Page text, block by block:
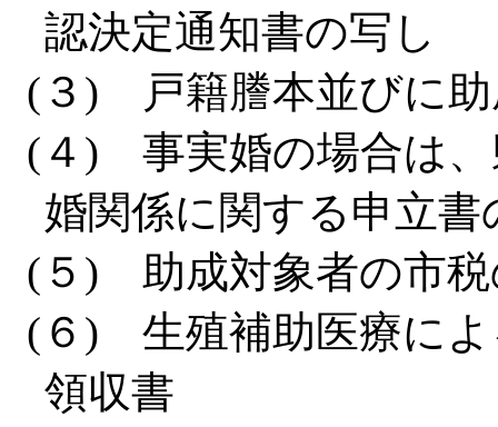
認決定通知書の写し
(３) 戸籍謄本並びに助
(４) 事実婚の場合は、
婚関係に関する申立書
(５) 助成対象者の市税
(６) 生殖補助医療によ
領収書